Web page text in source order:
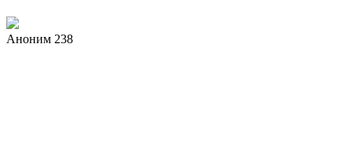
Аноним 238